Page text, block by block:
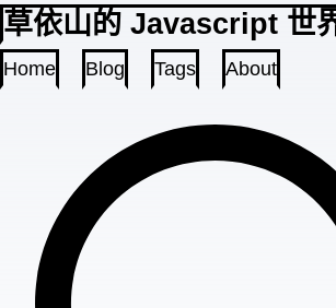
草依山的 Javascript 世
Home Blog Tags About